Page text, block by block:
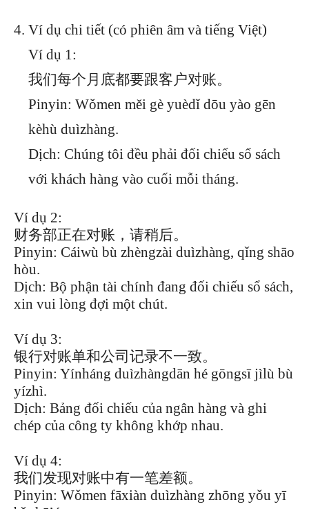
Ví dụ chi tiết (có phiên âm và tiếng Việt)
Ví dụ 1:
我们每个月底都要跟客户对账。
Pinyin: Wǒmen měi gè yuèdǐ dōu yào gēn
kèhù duìzhàng.
Dịch: Chúng tôi đều phải đối chiếu sổ sách
với khách hàng vào cuối mỗi tháng.
Ví dụ 2:
财务部正在对账，请稍后。
Pinyin: Cáiwù bù zhèngzài duìzhàng, qǐng shāo
hòu.
Dịch: Bộ phận tài chính đang đối chiếu sổ sách,
xin vui lòng đợi một chút.
Ví dụ 3:
银行对账单和公司记录不一致。
Pinyin: Yínháng duìzhàngdān hé gōngsī jìlù bù
yízhì.
Dịch: Bảng đối chiếu của ngân hàng và ghi
chép của công ty không khớp nhau.
Ví dụ 4:
我们发现对账中有一笔差额。
Pinyin: Wǒmen fāxiàn duìzhàng zhōng yǒu yī